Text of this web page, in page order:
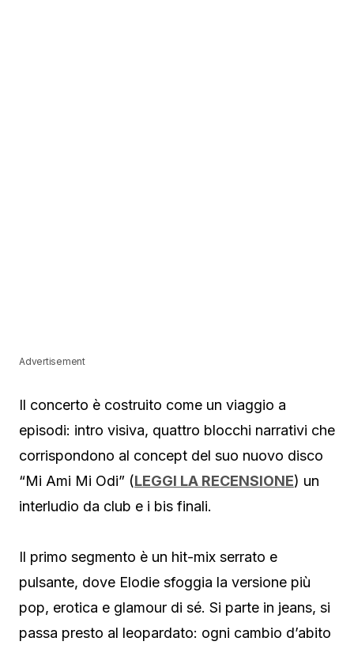
Advertisement
Il concerto è costruito come un viaggio a
episodi: intro visiva, quattro blocchi narrativi che
corrispondono al concept del suo nuovo disco
“Mi Ami Mi Odi” (LEGGI LA RECENSIONE) un
interludio da club e i bis finali.
Il primo segmento è un hit-mix serrato e
pulsante, dove Elodie sfoggia la versione più
pop, erotica e glamour di sé. Si parte in jeans, si
passa presto al leopardato: ogni cambio d’abito